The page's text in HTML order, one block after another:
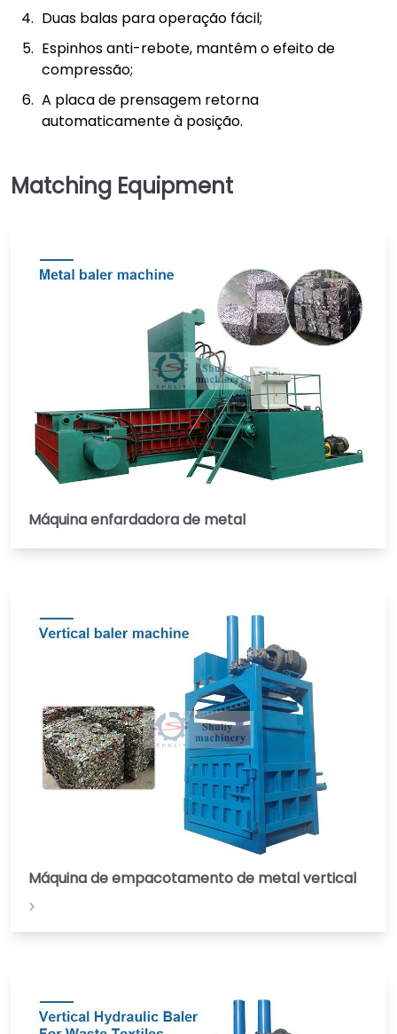
Duas balas para operação fácil;
Espinhos anti-rebote, mantêm o efeito de
compressão;
A placa de prensagem retorna
automaticamente à posição.
Máquina enfardadora de metal
Máquina de empacotamento de metal vertical